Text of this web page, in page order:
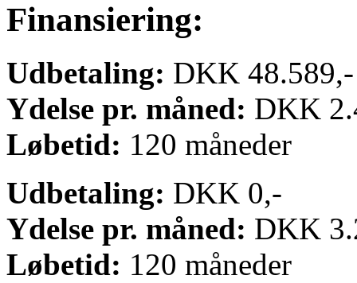
Finansiering:
Udbetaling: DKK 48.589,-
Ydelse pr. måned: DKK
Løbetid: 120 måneder
Udbetaling: DKK 0,-
Ydelse pr. måned: DKK
Løbetid: 120 måneder